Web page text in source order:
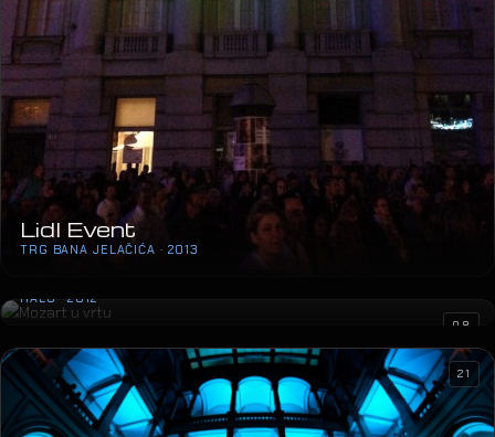
Lidl Event
TRG BANA JELAČIĆA · 2013
HALU · 2012
08
21